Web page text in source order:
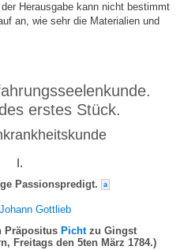
Herausgabe kann nicht bestimmt
an, wie sehr die Materialien und
erstes Stück.
I.
Passionspredigt. a
Gottlieb
Präpositus Pichtzu Gingst
Freitags den 5ten März 1784.)